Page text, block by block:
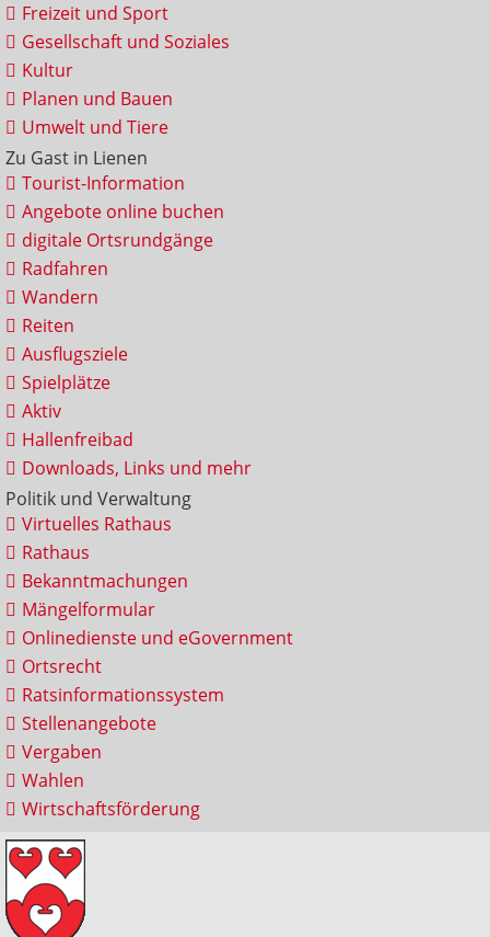
Freizeit und Sport
Gesellschaft und Soziales
Kultur
Planen und Bauen
Umwelt und Tiere
Zu Gast in Lienen
Tourist-Information
Angebote online buchen
digitale Ortsrundgänge
Radfahren
Wandern
Reiten
Ausflugsziele
Spielplätze
Aktiv
Hallenfreibad
Downloads, Links und mehr
Politik und Verwaltung
Virtuelles Rathaus
Rathaus
Bekanntmachungen
Mängelformular
Onlinedienste und eGovernment
Ortsrecht
Ratsinformationssystem
Stellenangebote
Vergaben
Wahlen
Wirtschaftsförderung